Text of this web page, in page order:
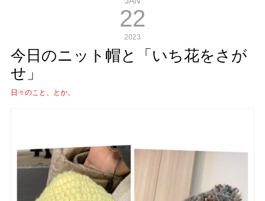
22
2023
今日のニット帽と「いち花をさが
せ」
日々のこと、とか。